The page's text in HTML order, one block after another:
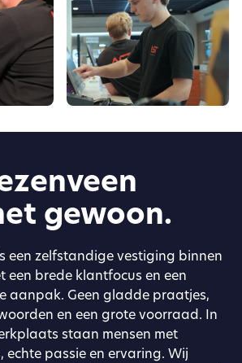
gewoon.
een zelfstandige vestiging binnen
een brede klantfocus en een
aanpak. Geen gladde praatjes,
en een grote voorraad. In
staan mensen met
echte passie en ervaring. Wij